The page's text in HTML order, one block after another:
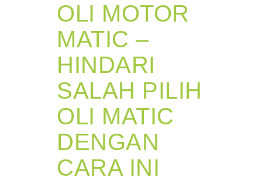
OLI MOTOR
MATIC –
HINDARI
SALAH PILIH
OLI MATIC
DENGAN
CARA INI